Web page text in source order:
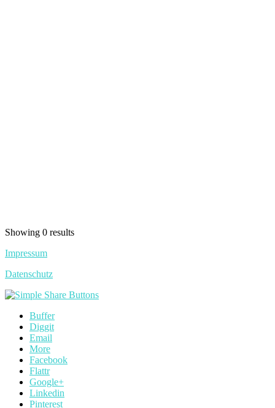
Showing 0 results
Impressum
Datenschutz
Buffer
Diggit
Email
More
Facebook
Flattr
Google+
Linkedin
Pinterest